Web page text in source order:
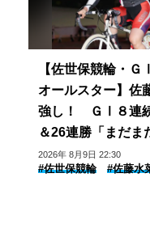
【佐世保競輪・
オールスター】佐
強し！ ＧⅠ８連
＆26連勝「まだま
で…」
2026年 8月9日 22:30
#佐世保競輪 #佐藤水